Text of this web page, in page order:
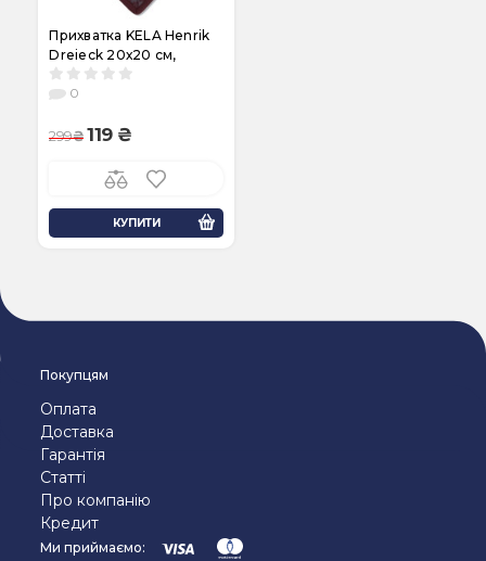
Прихватка KELA Henrik
Dreieck 20х20 см,
бордова (12286)
0
299 119
КУПИТИ
Покупцям
Оплата
Доставка
Гарантія
Статті
Про компанію
Кредит
Ми приймаємо: